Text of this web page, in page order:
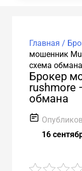
Главная /
мошенник
схема обмана
Брокер
rushmore
обмана
16